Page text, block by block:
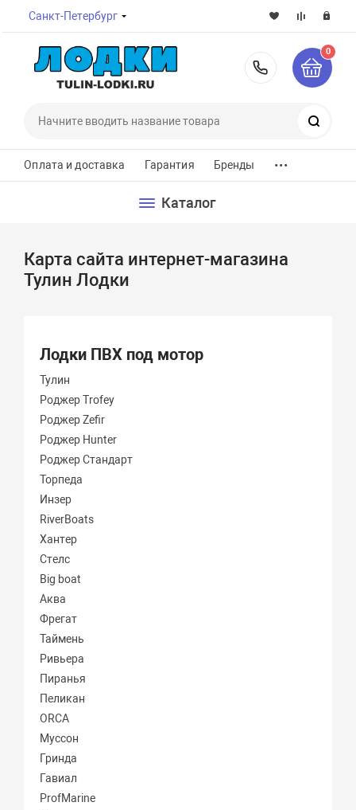
Санкт-Петербург
8-800-
0
Оплата и доставка Гарантия Бренды ...
Каталог
Карта сайта интернет-магазина
Тулин Лодки
Лодки ПВХ под мотор
Тулин
Роджер Trofey
Роджер Zefir
Роджер Hunter
Роджер Стандарт
Торпеда
Инзер
RiverBoats
Хантер
Стелс
Big boat
Аква
Фрегат
Таймень
Ривьера
Пиранья
Пеликан
ORCA
Муссон
Гринда
Гавиал
ProfMarine